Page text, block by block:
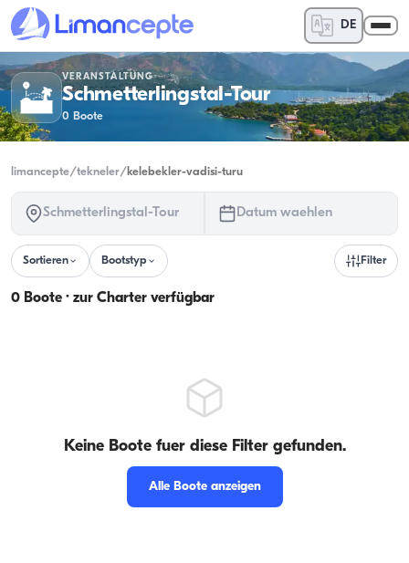
DE
VERANSTALTUNG
Schmetterlingstal-Tour
0 Boote
limancepte/tekneler/kelebekler-vadisi-turu
Schmetterlingstal-Tour Datum waehlen
Sortieren Bootstyp Filter
0 Boote · zur Charter verfügbar
Keine Boote fuer diese Filter gefunden.
Alle Boote anzeigen